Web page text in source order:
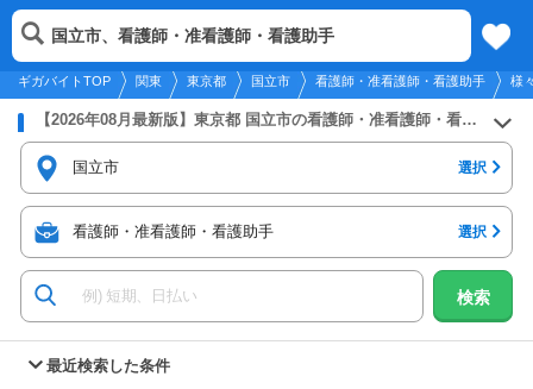
2026年8月8日更新
関東
メニュー
ギガバイトTOP 関東 東京都 国立市 看護師・准看護師・看護助手 様
国立市、看護師・准看護師・看護助手
【2026年08月最新版】東京都 国立市の看護師・准看護師・看護助手のバイト・アルバイト・パートの求人募集情報
国立市 選択
看護師・准看護師・看護助手 選択
検索
最近検索した条件